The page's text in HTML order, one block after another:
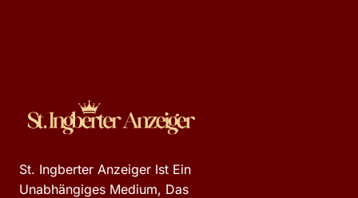
St. Ingberter Anzeiger Ist Ein
Unabhängiges Medium, Das